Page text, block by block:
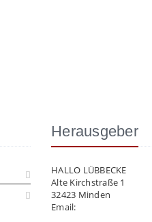
Herausgeber
HALLO LÜBBECKE
Alte Kirchstraße 1
32423 Minden
Email: